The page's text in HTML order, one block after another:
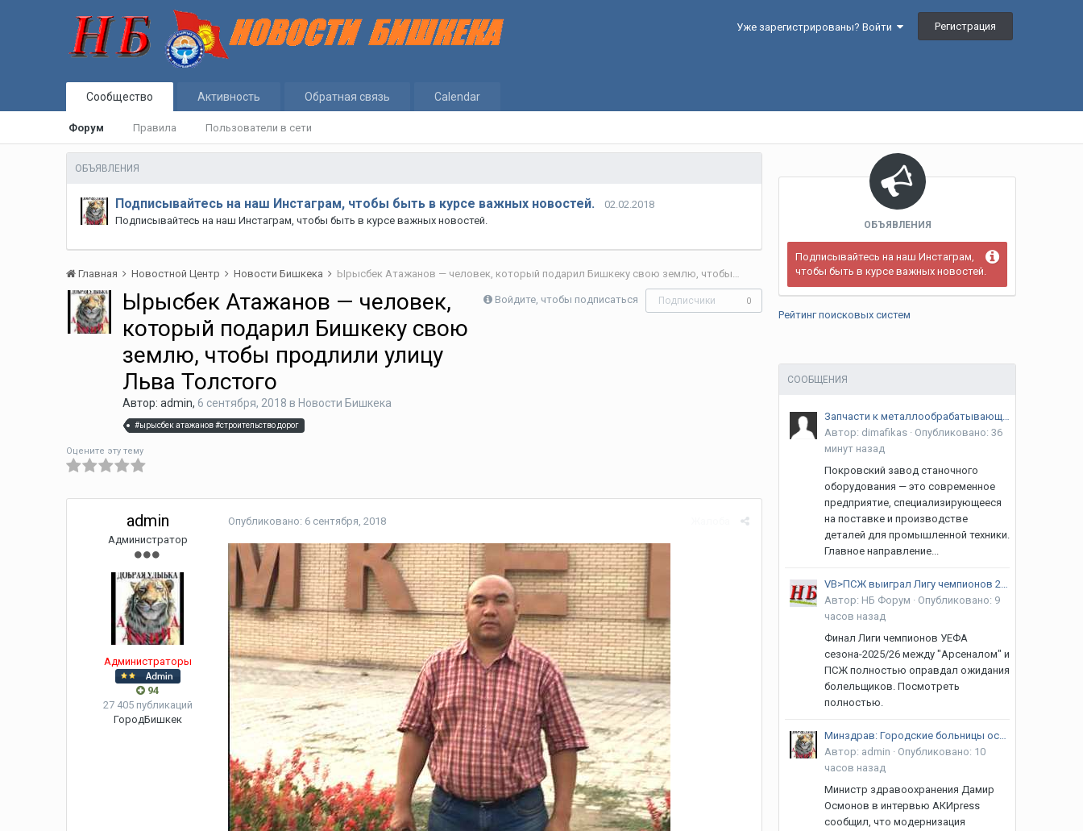
Уже зарегистрированы? Войти Регистрация
Сообщество
Форум Правила Пользователи в сети
Активность Обратная связь Calendar
ОБЪЯВЛЕНИЯ
Подписывайтесь на наш Инстаграм, чтобы быть в курсе важных новостей.
02.02.2018
Подписывайтесь на наш Инстаграм, чтобы быть в курсе важных новостей.
Главная Новостной Центр Новости Бишкека Ырысбек Атажанов — человек, который подарил Бишкеку свою землю, чтобы продлили улицу Льва Толстого
Войдите, чтобы подписаться Подписчики 0
Ырысбек Атажанов — человек,
который подарил Бишкеку свою
землю, чтобы продлили улицу
Льва Толстого
Автор:admin,6 сентября, 2018 в Новости Бишкека
#ырысбек атажанов #строительство дорог
Оцените эту тему
admin
Администратор
Администраторы
94
27 405 публикаций
ГородБишкек
Опубликовано: 6 сентября, 2018
ОБЪЯВЛЕНИЯ
Подписывайтесь на наш Инстаграм,
чтобы быть в курсе важных новостей.
Рейтинг поисковых систем
СООБЩЕНИЯ
Запчасти к металлообрабатывающим станкам
Автор: dimafikas · Опубликовано:36
минут назад
Покровский завод станочного
оборудования — это современное
предприятие, специализирующееся
на поставке и производстве
деталей для промышленной техники.
Главное направление...
VB>ПСЖ выиграл Лигу чемпионов 2026, обыграв "Арсенал" в серии пенальти
Автор: НБ Форум · Опубликовано: 9
часов назад
Финал Лиги чемпионов УЕФА
сезона-2025/26 между "Арсеналом" и
ПСЖ полностью оправдал ожидания
болельщиков. Посмотреть
полностью.
Минздрав: Городские больницы останутся в Бишкеке, перенесут только республиканские центры
Автор: admin · Опубликовано: 10
часов назад
Министр здравоохранения Дамир
Осмонов в интервью АКИpress
сообщил, что модернизация